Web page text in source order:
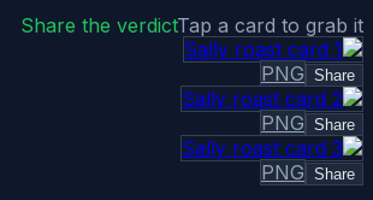
Share the verdictTap a card to grab it
Share
PNG
Share
PNG
Share
PNG